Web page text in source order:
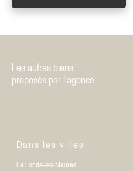
Les autres biens
proposés par l'agence
Dans les villes
La Londe-les-Maures